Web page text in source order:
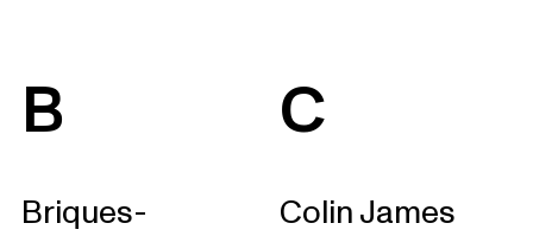
B
Briques-
C
Colin James